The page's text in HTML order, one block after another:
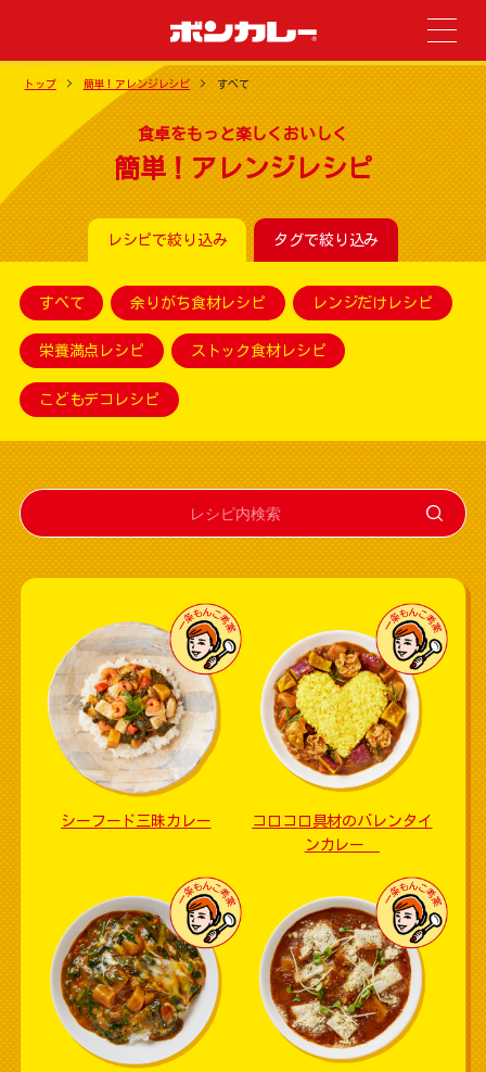
トップ 簡単！アレンジレシピ すべて
食卓をもっと楽しくおいしく
簡単！アレンジレシピ
レシピで絞り込み タグで絞り込み
すべて 余りがち食材レシピ レンジだけレシピ
栄養満点レシピ ストック食材レシピ
こどもデコレシピ
シーフード三昧カレー
コロコロ具材のバレンタイ
ンカレー